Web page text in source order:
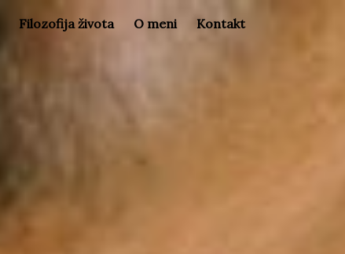
Filozofija života O meni Kontakt